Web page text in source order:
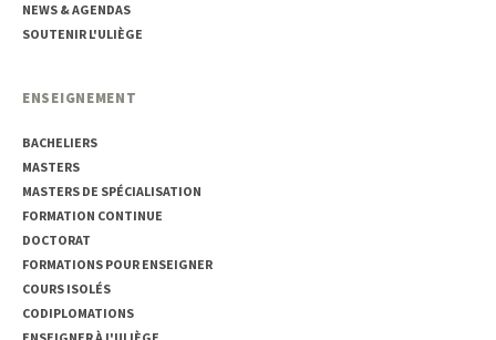
NEWS & AGENDAS
SOUTENIR L'ULIÈGE
ENSEIGNEMENT
BACHELIERS
MASTERS
MASTERS DE SPÉCIALISATION
FORMATION CONTINUE
DOCTORAT
FORMATIONS POUR ENSEIGNER
COURS ISOLÉS
CODIPLOMATIONS